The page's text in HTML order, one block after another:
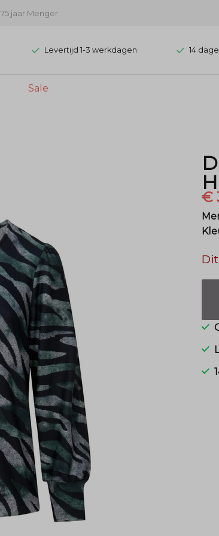
75 jaar Menger
Levertijd 1-3 werkdagen 14
Sale
€